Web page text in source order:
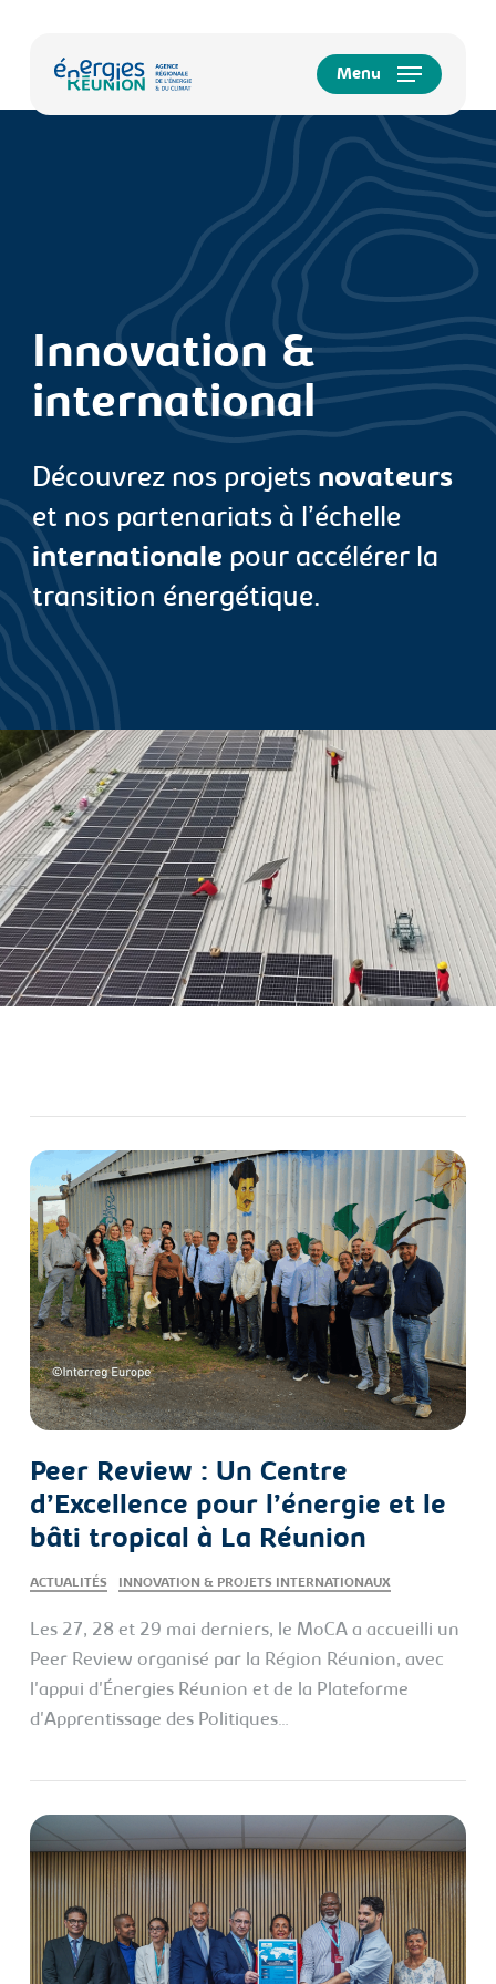
Menu
Innovation &
international
Découvrez nos projets novateurs
et nos partenariats à l’échelle
internationale pour accélérer la
transition énergétique.
Peer Review : Un Centre
d’Excellence pour l’énergie et le
bâti tropical à La Réunion
ACTUALITÉS INNOVATION & PROJETS INTERNATIONAUX
Les 27, 28 et 29 mai derniers, le MoCA a accueilli un
Peer Review organisé par la Région Réunion, avec
l'appui d'Énergies Réunion et de la Plateforme
d'Apprentissage des Politiques…